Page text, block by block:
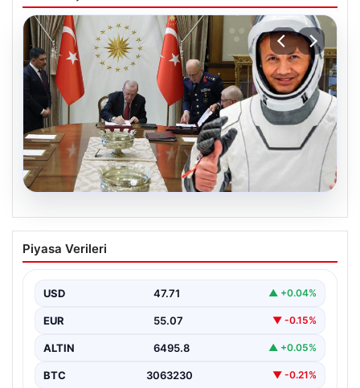
Yüksek Askeri Şura (YAŞ) Kararları
Açıklandı: Alper Gezeravcı Terfi Etti ve
Türkiye’nin savunma ve askerî yapısında önemli dönüm
…
Piyasa Verileri
USD 47.71 ▲ +0.04%
EUR 55.07 ▼ -0.15%
ALTIN 6495.8 ▲ +0.05%
BTC 3063230 ▼ -0.21%